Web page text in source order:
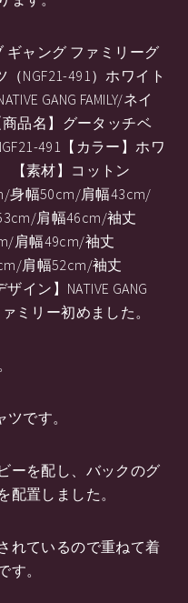
ギャング ファミリーグ
NGF21-491）ホワイト
GANG FAMILY/ネイ
品名】グータッチベ
491【カラー】ホワ
】コットン
身幅50cm/肩幅43cm/
肩幅46cm/袖丈
肩幅49cm/袖丈
肩幅52cm/袖丈
GANG
ミリー初めました。
です。
ーを配し、バックのグ
配置しました。
れているので重ねて着
す。